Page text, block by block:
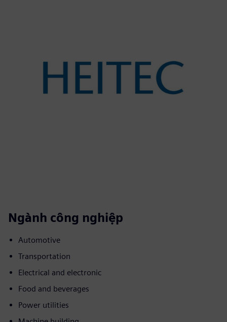
Ngành công nghiệp
Automotive
Transportation
Electrical and electronic
Food and beverages
Power utilities